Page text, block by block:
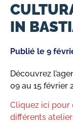
IN
Publié le 9
Découvrez
09 au 15 février
Cliquez ici pour
différents